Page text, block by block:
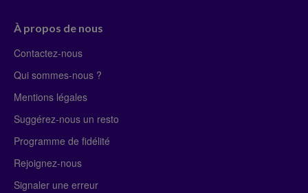
À propos de nous
Contactez-nous
Qui sommes-nous ?
Mentions légales
Suggérez-nous un resto
Programme de fidélité
Rejoignez-nous
Signaler une erreur